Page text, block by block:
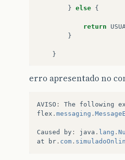
} else {
return
}
}
erro apresentado no
AVISO : The following
flex . messaging .
Caused by : java . lang .
at
br . com .